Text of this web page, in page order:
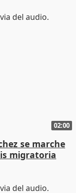
02:00
se marche
migratoria